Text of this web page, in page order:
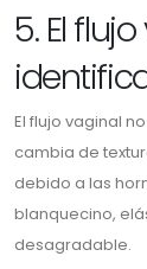
5. El
El flujo vaginal
cambia de
debido a las
blanquecino,
desagradable.